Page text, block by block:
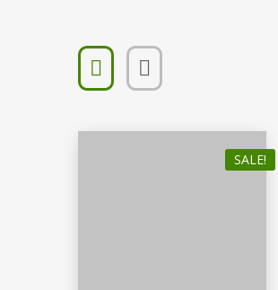
SALE!